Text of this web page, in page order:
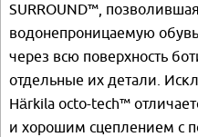
SURROUND™,
водонепроницаемую
через всю поверхность
отдельные их детали.
Härkila octo-tech™
и хорошим сцеплением с